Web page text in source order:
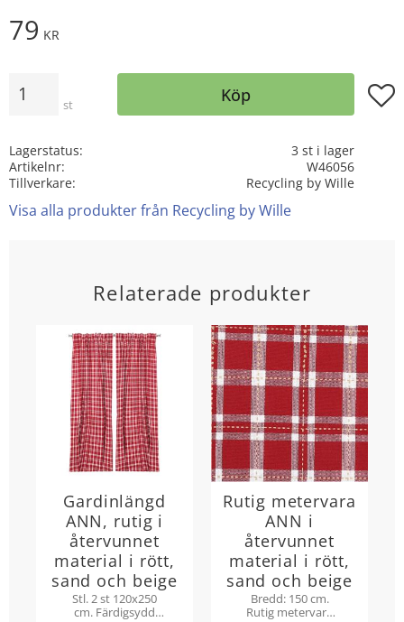
79 KR
st Köp
Lagerstatus
3 st i lager
Artikelnr
W46056
Tillverkare
Recycling by Wille
Visa alla produkter från Recycling by Wille
Relaterade produkter
Gardinlängd
ANN, rutig i
återvunnet
material i rött,
sand och beige
Stl. 2 st 120x250
cm. Färdigsydd
Rutig metervara
ANN i
återvunnet
material i rött,
sand och beige
Bredd: 150 cm.
Rutig metervara